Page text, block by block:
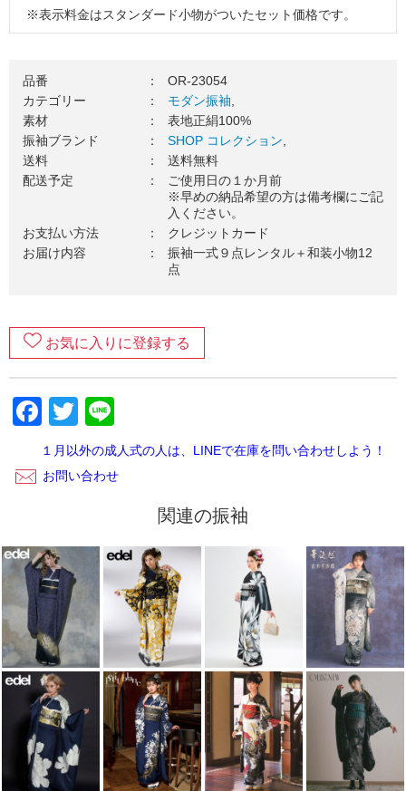
※表示料金はスタンダード小物がついたセット価格です。
３．振袖一式をお届け（送料無料）
ご使用日の１カ月前を目安に、振袖一式をお送りいたしま
す。お届け日のご希望がございましたら、お気軽にご相談く
ださい。
４．ご成人式当日（ご使用日）
振袖を着て、最高の記念日を楽しみましょう！当日の着付
け・ヘアセットの手配はお忘れなくご準備をお願いします。
す。
ご返却内容が確認できましたら、当店から受け取りの連絡が
ございます。レンタルご利用いただきありがとうございまし
品番 ：
OR-23054
カテゴリー
： モダン振袖
素材
：
表地正絹100%
振袖ブランド
： SHOP コレクション
送料
：
送料無料
配送予定
：
ご使用日の１か月前
※早めの納品希望の方は備考欄にご記
入ください。
お支払い方法
：
クレジットカード
お届け内容
：
振袖一式９点レンタル＋和装小物12
点
お気に入りに登録する
Facebook
Twitter
１月以外の成人式の人は、LINEで在庫を問い合わせしよう！
お問い合わせ
関連の振袖